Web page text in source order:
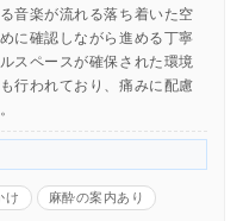
音楽が流れる落ち着いた空
に確認しながら進める丁寧
スペースが確保された環境
行われており、痛みに配慮
け 麻酔の案内あり